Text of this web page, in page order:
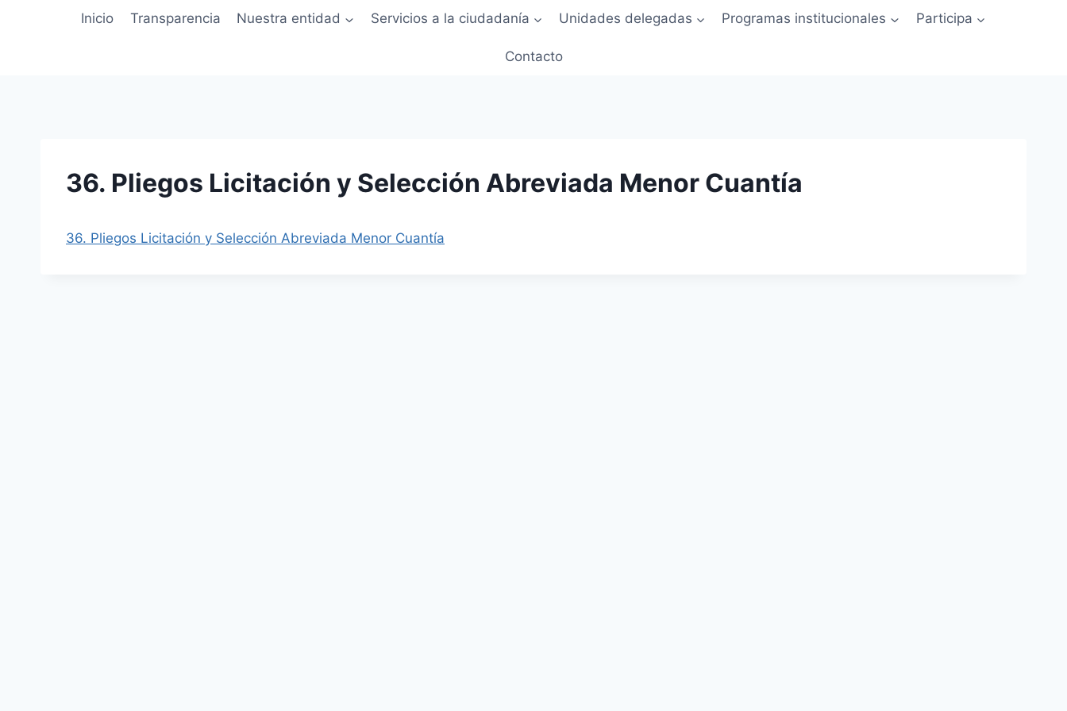
Inicio Transparencia Nuestra entidad Servicios a la ciudadanía Unidades delegadas Programas institucionales Participa
Contacto
36. Pliegos Licitación y Selección Abreviada Menor Cuantía
36. Pliegos Licitación y Selección Abreviada Menor Cuantía